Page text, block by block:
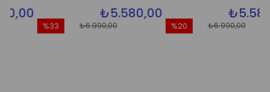
₺5.580,00
₺6.990,00
₺5.580,00
₺6.990,00